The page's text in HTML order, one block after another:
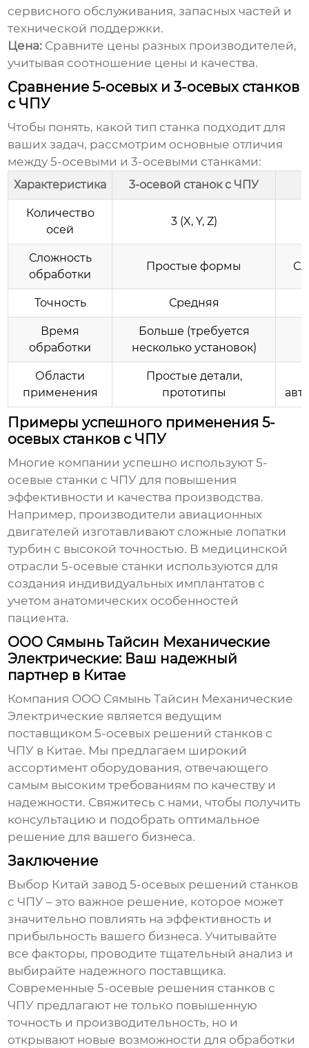
сервисного обслуживания, запасных частей и
технической поддержки.
Цена: Сравните цены разных производителей,
учитывая соотношение цены и качества.
Сравнение 5-осевых и 3-осевых станков
с ЧПУ
Чтобы понять, какой тип станка подходит для
ваших задач, рассмотрим основные отличия
между 5-осевыми и 3-осевыми станками:
Характеристика 3-осевой станок с ЧПУ
Количество
осей
3 (X, Y, Z)
Сложность
обработки
Простые формы
Точность Средняя
Время
обработки
Больше (требуется
несколько установок)
Области
применения
Простые детали,
прототипы
Примеры успешного применения 5-
осевых станков с ЧПУ
Многие компании успешно используют 5-
осевые станки с ЧПУ для повышения
эффективности и качества производства.
Например, производители авиационных
двигателей изготавливают сложные лопатки
турбин с высокой точностью. В медицинской
отрасли 5-осевые станки используются для
создания индивидуальных имплантатов с
учетом анатомических особенностей
пациента.
ООО Сямынь Тайсин Механические
Электрические: Ваш надежный
партнер в Китае
Компания ООО Сямынь Тайсин Механические
Электрические является ведущим
поставщиком5-осевых решений станков с
ЧПУ в Китае. Мы предлагаем широкий
ассортимент оборудования, отвечающего
самым высоким требованиям по качеству и
надежности. Свяжитесь с нами, чтобы получить
консультацию и подобрать оптимальное
решение для вашего бизнеса.
Заключение
Выбор Китай завод 5-осевых решений станков
с ЧПУ – это важное решение, которое может
значительно повлиять на эффективность и
прибыльность вашего бизнеса. Учитывайте
все факторы, проводите тщательный анализ и
выбирайте надежного поставщика.
Современные5-осевые решения станков с
ЧПУ предлагают не только повышенную
точность и производительность, но и
открывают новые возможности для обработки